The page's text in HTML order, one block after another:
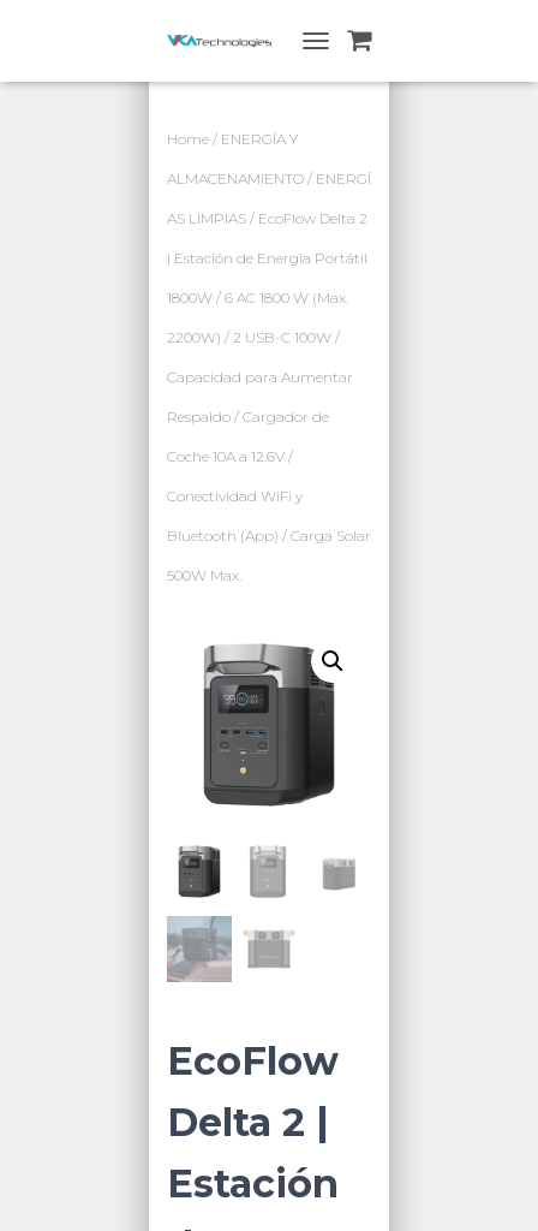
L
N
R
A
E
G
C
Ó
Home / ENERGÍA Y
ALMACENAMIENTO / ENERGÍ
AS LIMPIAS / EcoFlow Delta 2
| Estación de Energía Portátil
1800W / 6 AC 1800 W (Max.
2200W) / 2 USB-C 100W /
Capacidad para Aumentar
Respaldo / Cargador de
Coche 10A a 12.6V /
Conectividad WiFi y
Bluetooth (App) / Carga Solar
500W Max.
EcoFlow
Delta 2 |
Estación